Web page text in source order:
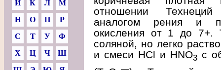
И
К Л
М
Н
О П
Р
С
Т У
Ф
Х
Ц Ч
Ш
отношении
аналогом рения и
окисления от 1 до 7+.
соляной, но легко
и смеси HCl и HNO3 с